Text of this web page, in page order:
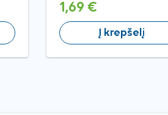
1,69 €
Į krepšelį